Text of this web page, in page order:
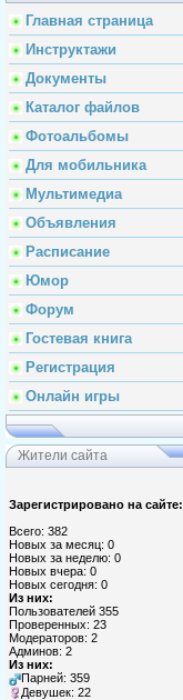
Главная страница
Инструктажи
Документы
Каталог файлов
Фотоальбомы
Для мобильника
Мультимедиа
Объявления
Расписание
Юмор
Форум
Гостевая книга
Регистрация
Онлайн игры
Жители сайта
Зарегистрировано на сайте:
Всего: 382
Новых за месяц: 0
Новых за неделю: 0
Новых вчера: 0
Новых сегодня: 0
Из них:
Пользователей 355
Проверенных: 23
Модераторов: 2
Админов: 2
Из них:
Парней: 359
Девушек: 22